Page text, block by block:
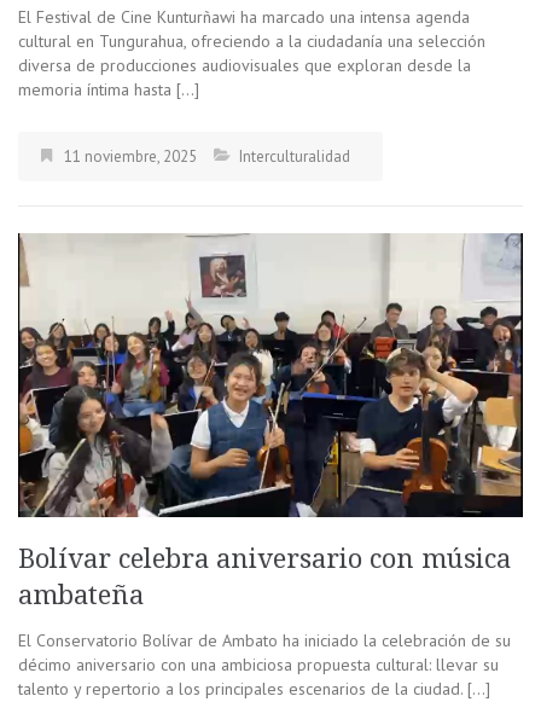
El Festival de Cine Kunturñawi ha marcado una intensa agenda
cultural en Tungurahua, ofreciendo a la ciudadanía una selección
diversa de producciones audiovisuales que exploran desde la
memoria íntima hasta […]
11 noviembre, 2025 Interculturalidad
Bolívar celebra aniversario con música
ambateña
El Conservatorio Bolívar de Ambato ha iniciado la celebración de su
décimo aniversario con una ambiciosa propuesta cultural: llevar su
talento y repertorio a los principales escenarios de la ciudad. […]